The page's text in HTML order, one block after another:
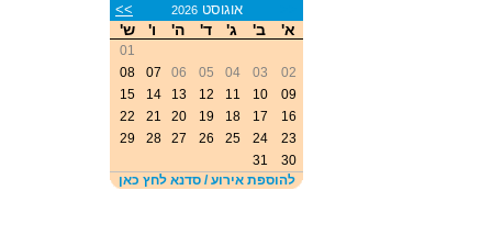
אוגוסט2026
>>
א' ב' ג' ד' ה' ו' ש'
01
02
03
04
05
06
07
08
09
10
11
12
13
14
15
16
17
18
19
20
21
22
23
24
25
26
27
28
29
30
31
להוספת אירוע / סדנא לחץ כאן